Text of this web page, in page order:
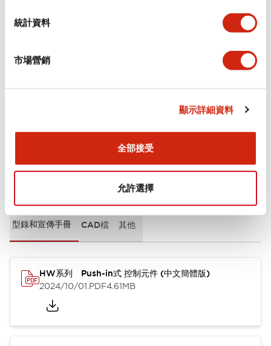
統計資料
市場營銷
顯示詳細資料
全部接受
允許選擇
型錄和宣傳手冊 CAD檔 其他
HW系列 Push-in式 控制元件 (中文簡體版)
2024/10/01.PDF4.61MB